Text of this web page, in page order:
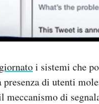
i sistemi che
presenza di utenti
di